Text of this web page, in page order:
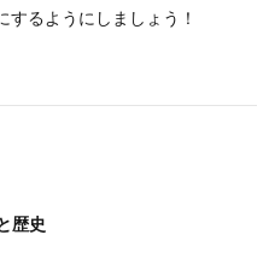
るようにしましょう！
歴史